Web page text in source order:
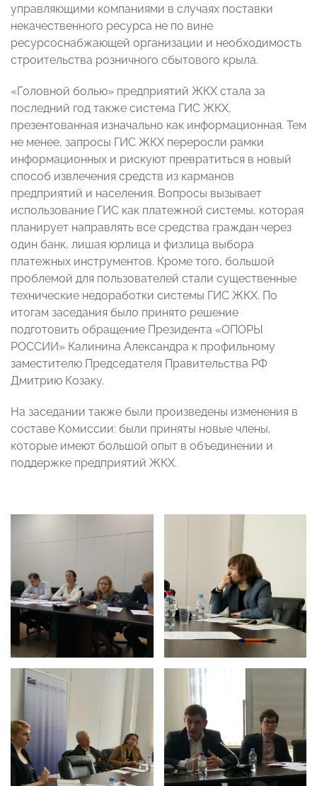
управляющими компаниями в случаях поставки
некачественного ресурса не по вине
ресурсоснабжающей организации и необходимость
строительства розничного сбытового крыла.
«Головной болью» предприятий ЖКХ стала за
последний год также система ГИС ЖКХ,
презентованная изначально как информационная. Тем
не менее, запросы ГИС ЖКХ переросли рамки
информационных и рискуют превратиться в новый
способ извлечения средств из карманов
предприятий и населения. Вопросы вызывает
использование ГИС как платежной системы, которая
планирует направлять все средства граждан через
один банк, лишая юрлица и физлица выбора
платежных инструментов. Кроме того, большой
проблемой для пользователей стали существенные
технические недоработки системы ГИС ЖКХ. По
итогам заседания было принято решение
подготовить обращение Президента «ОПОРЫ
РОССИИ» Калинина Александра к профильному
заместителю Председателя Правительства РФ
Дмитрию Козаку.
На заседании также были произведены изменения в
составе Комиссии: были приняты новые члены,
которые имеют большой опыт в объединении и
поддержке предприятий ЖКХ.